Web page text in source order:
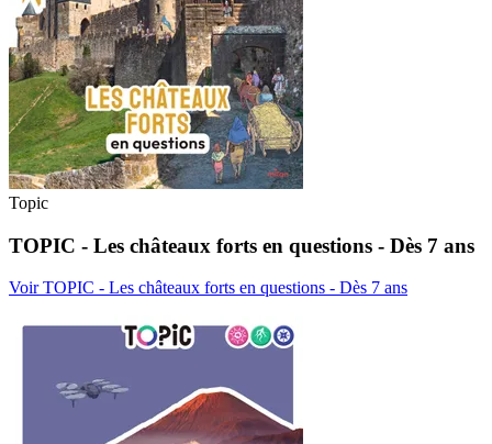
Topic
TOPIC - Les châteaux forts en questions - Dès 7 ans
Voir TOPIC - Les châteaux forts en questions - Dès 7 ans